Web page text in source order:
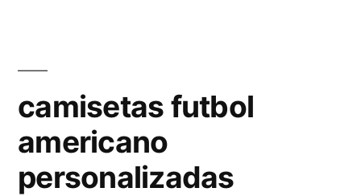
camisetas futbol
americano
personalizadas